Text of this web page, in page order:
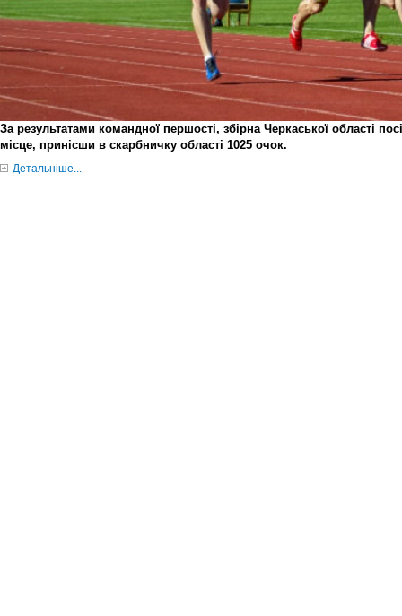
За результатами командної першості, збірна Черкаської області
місце, принісши в скарбничку області 1025 очок.
Детальніше...